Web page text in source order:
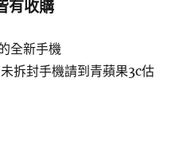
有收購
全新手機
拆封手機請到青蘋果3c估